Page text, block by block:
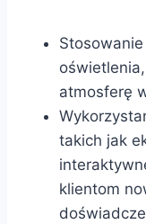
atmosferę
takich jak
klientom